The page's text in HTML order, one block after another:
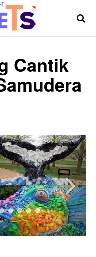
Cantik
patung pertama Pozzi
Ashore.
Next